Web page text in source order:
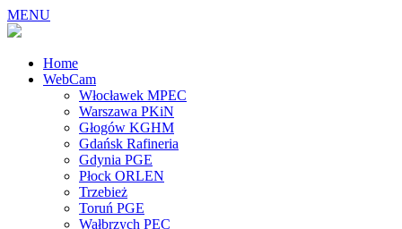
MENU
Home
WebCam
Włocławek MPEC
Warszawa PKiN
Głogów KGHM
Gdańsk Rafineria
Gdynia PGE
Płock ORLEN
Trzebież
Toruń PGE
Wałbrzych PEC